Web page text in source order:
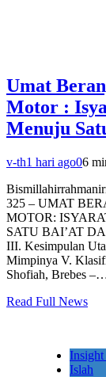
Umat
Motor :
Menuju
v-th1 hari ago06
325 – UMAT
MOTOR:
SATU BAI’AT
III. Kesimpulan
Mimpinya V.
Shofiah, Brebes
Read Full News
Islah